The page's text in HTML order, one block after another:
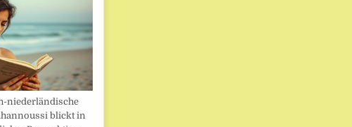
niederländische
blickt in